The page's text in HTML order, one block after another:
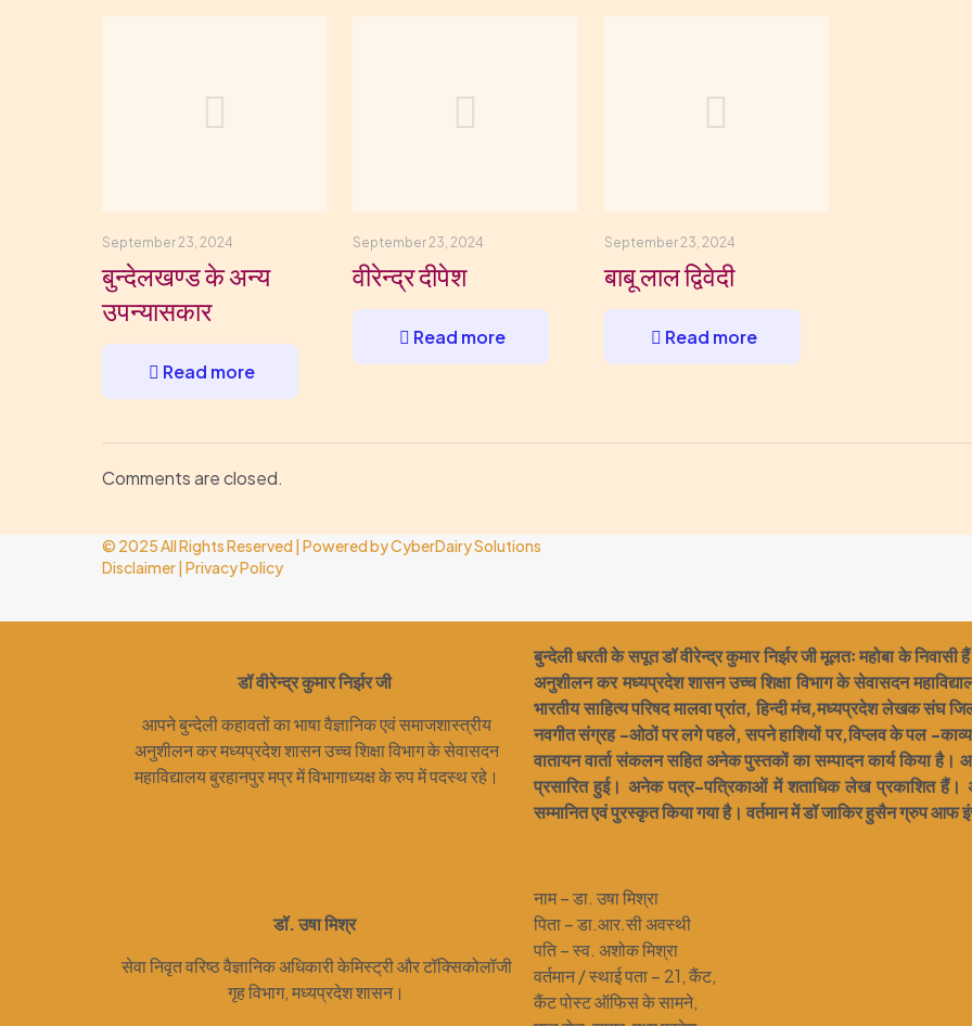
September 23, 2024
बुन्देलखण्ड के अन्य
उपन्यासकार
Read more
September 23, 2024
वीरेन्द्र दीपेश
Read more
September 23, 2024
बाबू लाल द्विवेदी
Read more
Comments are closed.
© 2025 All Rights Reserved | Powered byCyberDairy Solutions
Disclaimer| Privacy Policy
डॉ वीरेन्द्र कुमार निर्झर जी
आपने बुन्देली कहावतों का भाषा वैज्ञानिक एवं समाजशास्त्रीय
अनुशीलन कर मध्यप्रदेश शासन उच्च शिक्षा विभाग के सेवासदन
महाविद्यालय बुरहानपुर मप्र में विभागाध्यक्ष के रुप में पदस्थ रहे।
बुन्देली धरती के सपूत डॉ वीरेन्द्र कुमार निर्झर जी मूलतः महोबा के
अनुशीलन कर मध्यप्रदेश शासन उच्च शिक्षा विभाग के सेवासदन
भारतीय साहित्य परिषद मालवा प्रांत, हिन्दी मंच,मध्यप्रदेश लेखक
नवगीत संग्रह -ओठों पर लगे पहले, सपने हाशियों पर,विप्लव के पल -
वातायन वार्ता संकलन सहित अनेक पुस्तकों का सम्पादन कार्य किया है।
प्रसारित हुई। अनेक पत्र-पत्रिकाओं में शताधिक लेख प्रकाशित हैं।
सम्मानित एवं पुरस्कृत किया गया है। वर्तमान में डॉ जाकिर हुसैन ग्रुप
डॉ. उषा मिश्र
सेवा निवृत वरिष्ठ वैज्ञानिक अधिकारी केमिस्ट्री और टॉक्सिकोलॉजी
गृह विभाग, मध्यप्रदेश शासन।
नाम – डा. उषा मिश्रा
पिता – डा.आर.सी अवस्थी
पति – स्व. अशोक मिश्रा
वर्तमान / स्थाई पता – 21, कैंट,
कैंट पोस्ट ऑफिस के सामने,